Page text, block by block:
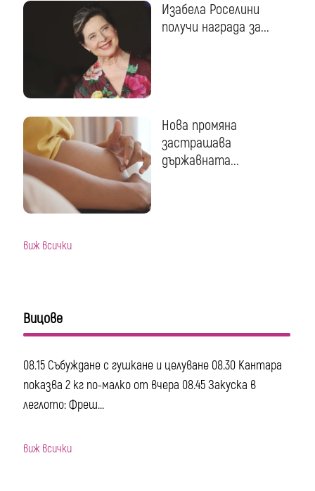
Изабела Роселини
получи награда за...
Нова промяна
застрашава
държавната...
виж всички
Вицове
08.15 Събуждане с гушкане и целуване 08.30 Кантара
показва 2 кг по-малко от вчера 08.45 Закуска в
леглото: Фреш...
виж всички